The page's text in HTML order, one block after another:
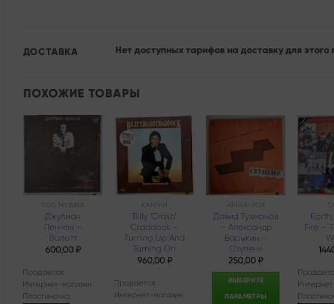
ДОСТАВКА Нет доступных тарифов на доставку для этого
ПОХОЖИЕ ТОВАРЫ
Add to
ПОП МУЗЫКА
Джулиан
Леннон –
Валотт
600,00 ₽
Продается:
Интернет-магазин
Пластиночка
Add to
wishlist
КАНТРИ
Billy ‘Crash’
Craddock –
Turning Up And
Turning On
960,00 ₽
Продается:
Интернет-магазин
Add to
АРЕНА-РОК
Давид Тухманов
– Александр
Барыкин –
Ступени
250,00₽
ВЫБЕРИТЕ
ПАРАМЕТРЫ
Fire –